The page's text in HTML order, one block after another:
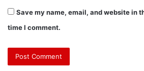
Save my name, email, and website in
time I comment.